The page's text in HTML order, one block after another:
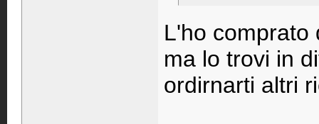
L'ho comprato
ma lo trovi in
ordirnarti altri